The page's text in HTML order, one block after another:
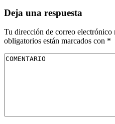
Deja una respuesta
Tu dirección de correo electrónico
obligatorios están marcados con *